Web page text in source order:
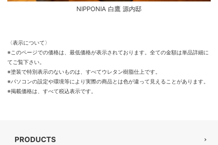
NIPPONIA 白鷹 源内邸
〈表示について〉
※このページでの価格は、最低価格が表示されております。全ての金額は単品詳細に
てご覧下さい。
※塗装で特別表示のないものは、すべてウレタン樹脂仕上です。
※パソコンの設定や環境等により実際の商品とは色が違って見えることがあります。
※掲載価格は、すべて税込表示です。
PRODUCTS